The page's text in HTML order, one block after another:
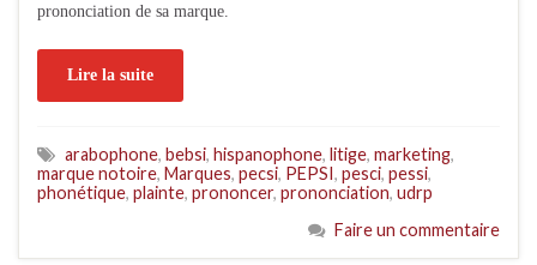
prononciation de sa marque.
Lire la suite
arabophone, bebsi, hispanophone, litige, marketing,
marque notoire, Marques, pecsi, PEPSI, pesci, pessi,
phonétique, plainte, prononcer, prononciation, udrp
Faire un commentaire